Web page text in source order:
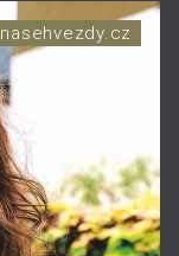
nasehvezdy.cz